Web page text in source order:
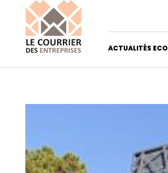
ACTUALITÉS ECO